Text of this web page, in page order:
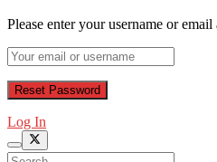
Please enter your username or
Log In